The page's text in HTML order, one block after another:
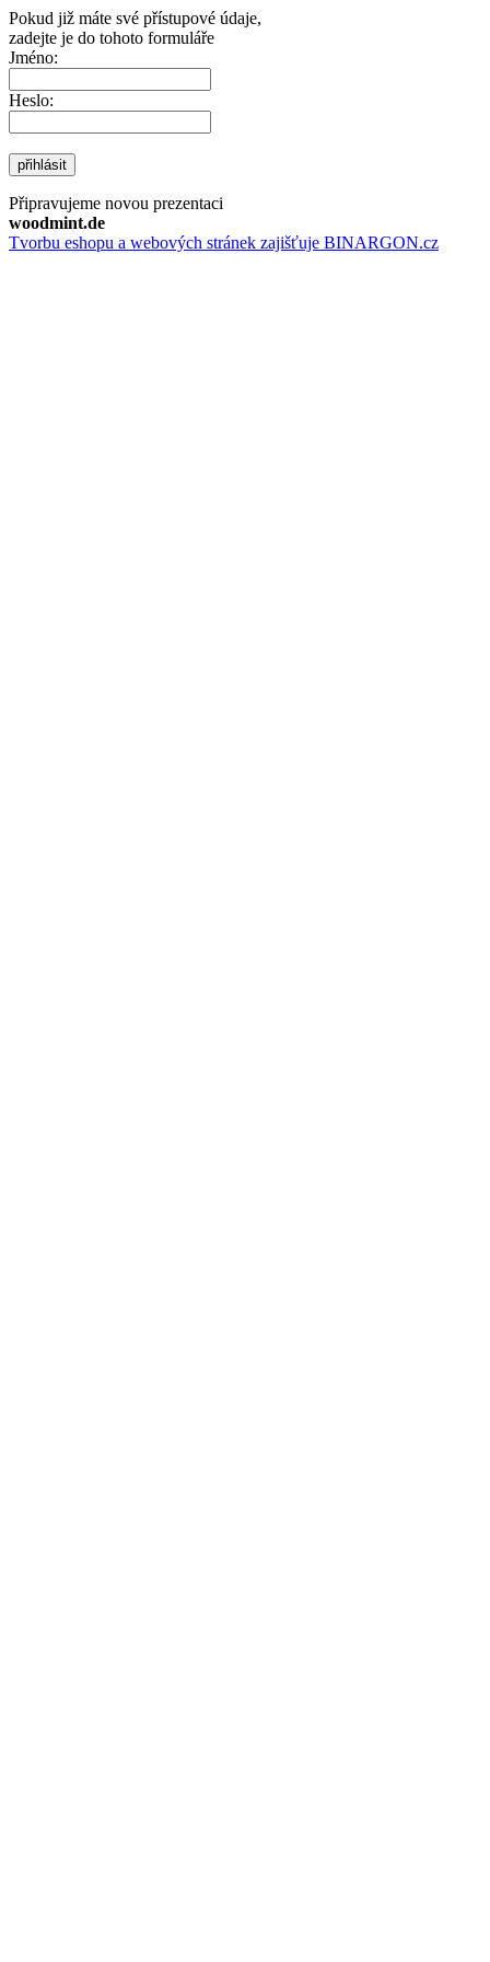
Pokud již máte své přístupové údaje,
zadejte je do tohoto formuláře
Jméno:
Heslo:
přihlásit
Připravujeme novou prezentaci
woodmint.de
Tvorbu eshopu a webových stránek zajišťuje BINARGON.cz